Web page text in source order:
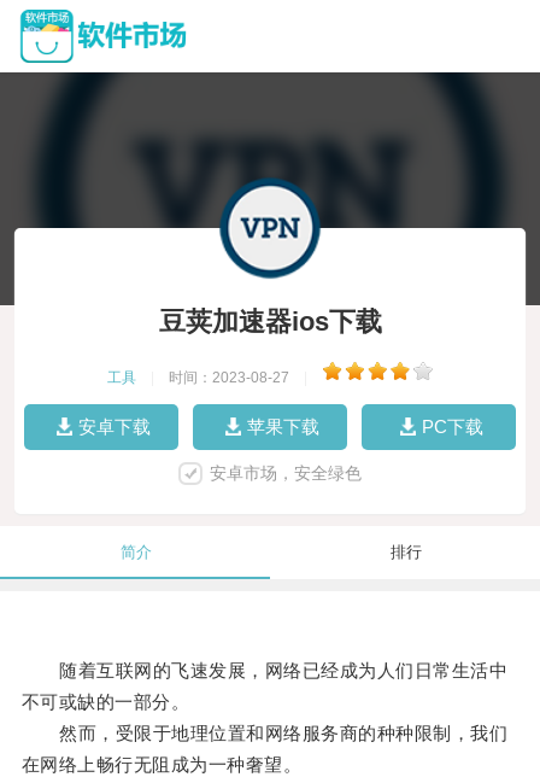
豆荚加速器ios下载
工具 时间：2023-08-27
安卓下载 苹果下载 PC下载
安卓市场，安全绿色
简介 排行
随着互联网的飞速发展，网络已经成为人们日常生活中
不可或缺的一部分。
然而，受限于地理位置和网络服务商的种种限制，我们
在网络上畅行无阻成为一种奢望。